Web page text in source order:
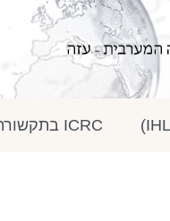
ICRC בתקשורת